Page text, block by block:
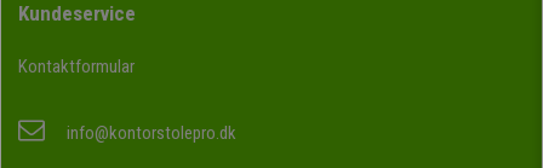
Kundeservice
Kontaktformular
info@kontorstolepro.dk